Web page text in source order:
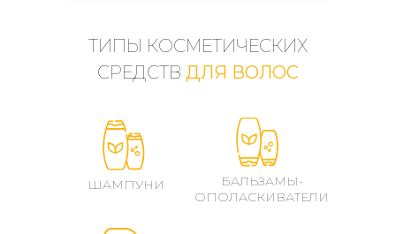
ТИПЫ КОСМЕТИЧЕСКИХ
СРЕДСТВ ДЛЯ ВОЛОС
ШАМПУНИ
БАЛЬЗАМЫ-
ОПОЛАСКИВАТЕЛИ